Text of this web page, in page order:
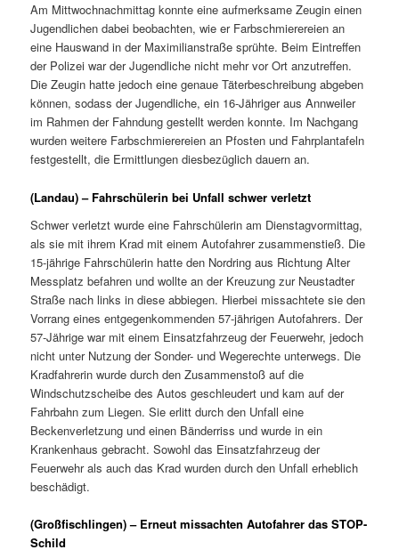
Am Mittwochnachmittag konnte eine aufmerksame Zeugin einen
Jugendlichen dabei beobachten, wie er Farbschmierereien an
eine Hauswand in der Maximilianstraße sprühte. Beim Eintreffen
der Polizei war der Jugendliche nicht mehr vor Ort anzutreffen.
Die Zeugin hatte jedoch eine genaue Täterbeschreibung abgeben
können, sodass der Jugendliche, ein 16-Jähriger aus Annweiler
im Rahmen der Fahndung gestellt werden konnte. Im Nachgang
wurden weitere Farbschmierereien an Pfosten und Fahrplantafeln
festgestellt, die Ermittlungen diesbezüglich dauern an.
(Landau) – Fahrschülerin bei Unfall schwer verletzt
Schwer verletzt wurde eine Fahrschülerin am Dienstagvormittag,
als sie mit ihrem Krad mit einem Autofahrer zusammenstieß. Die
15-jährige Fahrschülerin hatte den Nordring aus Richtung Alter
Messplatz befahren und wollte an der Kreuzung zur Neustadter
Straße nach links in diese abbiegen. Hierbei missachtete sie den
Vorrang eines entgegenkommenden 57-jährigen Autofahrers. Der
57-Jährige war mit einem Einsatzfahrzeug der Feuerwehr, jedoch
nicht unter Nutzung der Sonder- und Wegerechte unterwegs. Die
Kradfahrerin wurde durch den Zusammenstoß auf die
Windschutzscheibe des Autos geschleudert und kam auf der
Fahrbahn zum Liegen. Sie erlitt durch den Unfall eine
Beckenverletzung und einen Bänderriss und wurde in ein
Krankenhaus gebracht. Sowohl das Einsatzfahrzeug der
Feuerwehr als auch das Krad wurden durch den Unfall erheblich
beschädigt.
(Großfischlingen) – Erneut missachten Autofahrer das STOP-
Schild